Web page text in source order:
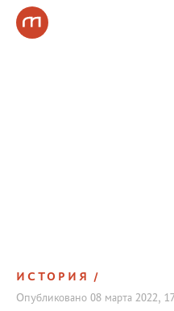
ИСТОРИЯ
Опубликовано 08 марта 2022,